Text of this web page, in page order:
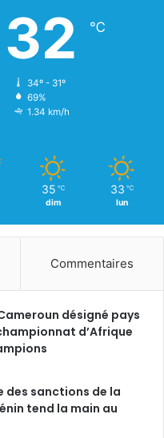
32 ℃
34º - 31º
69%
1.34 km/h
35 ℃
dim
33 ℃
lun
Commentaires
désigné pays
d’Afrique
des sanctions de la
tend la main au